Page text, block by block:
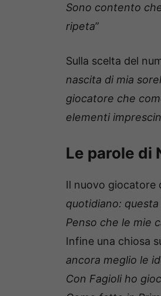
Sono contento
ripeta”
Sulla scelta del
nascita di mia
giocatore che
elementi
Le parole di
Il nuovo giocatore
quotidiano:
Penso che le mie
Infine una chiosa
ancora meglio le
Con Fagioli ho